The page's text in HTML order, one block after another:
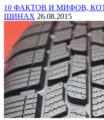
10 ФАКТОВ И МИФОВ,
ШИНАХ 26.08.2015